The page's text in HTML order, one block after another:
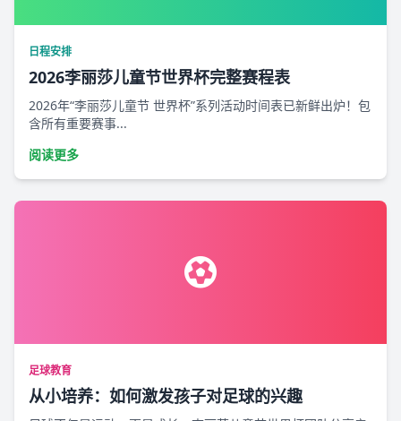
日程安排
2026李丽莎儿童节世界杯完整赛程表
2026年“李丽莎儿童节 世界杯”系列活动时间表已新鲜出炉！包
含所有重要赛事...
阅读更多
足球教育
从小培养：如何激发孩子对足球的兴趣